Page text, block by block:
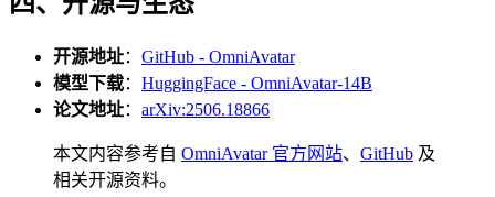
开源地址： GitHub - OmniAvatar
模型下载： HuggingFace - OmniAvatar-14B
论文地址： arXiv:2506.18866
本文内容参考自 OmniAvatar 官方网站、 GitHub 及
相关开源资料。